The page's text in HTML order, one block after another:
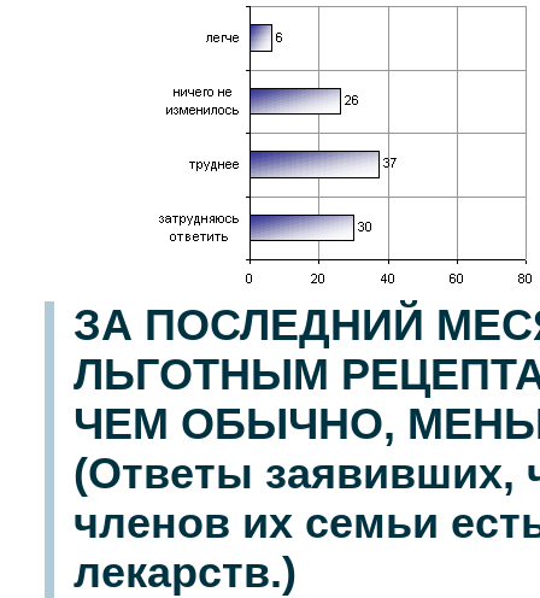
ЗА ПОСЛЕДНИЙ
ЛЬГОТНЫМ
ЧЕМ ОБЫЧНО,
(Ответы заявивших,
членов их семьи
лекарств.)